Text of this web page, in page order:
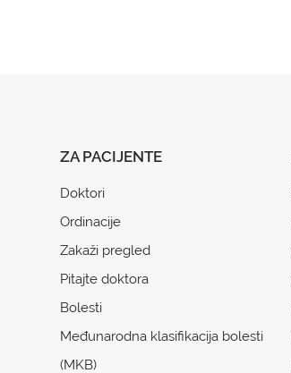
ZA PACIJENTE
Doktori
Ordinacije
Zakaži pregled
Pitajte doktora
Bolesti
Međunarodna klasifikacija bolesti
(MKB)